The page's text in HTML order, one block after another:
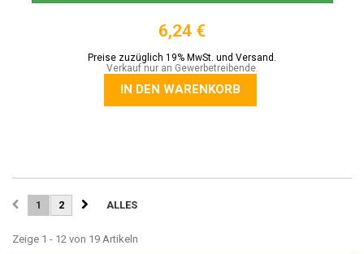
6,24 €
Preise zuzüglich 19% MwSt. und Versand.
Verkauf nur an Gewerbetreibende.
IN DEN WARENKORB
ALLES
1 2
Zeige 1 - 12 von 19 Artikeln